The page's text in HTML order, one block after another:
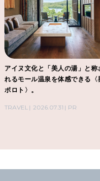
アイヌ文化と「美人の湯」と称
れるモール温泉を体感できる〈
ポロト〉。
TRAVEL 2026.07.31 PR